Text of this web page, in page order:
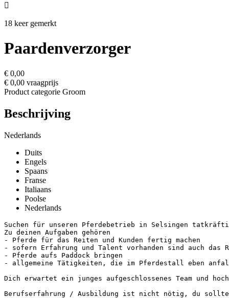

18 keer gemerkt
Paardenverzorger
€ 0,00
€ 0,00 vraagprijs
Product categorie Groom
Beschrijving
Nederlands
Duits
Engels
Spaans
Franse
Italiaans
Poolse
Nederlands
Suchen für unseren Pferdebetrieb in Selsingen
Zu deinen Aufgaben gehören
- Pferde für das Reiten und Kunden fertig machen
- sofern Erfahrung und Talent vorhanden sind auch
- Pferde aufs Paddock bringen
- allgemeine Tätigkeiten, die im Pferdestall eben
Dich erwartet ein junges aufgeschlossenes Team und
Berufserfahrung / Ausbildung ist nicht nötig, du